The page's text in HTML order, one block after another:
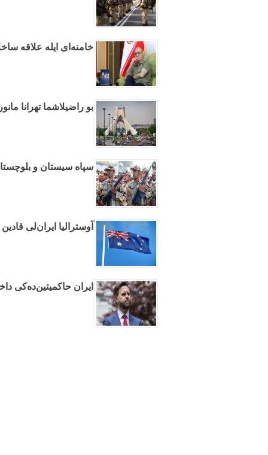
خامنه‌ای ایله علاقه
بو راضیلاشما تهرانا
سپاه سیستان و
آوسترالیا ایران‌لی
ایران حاکمیتین‌ده‌کی